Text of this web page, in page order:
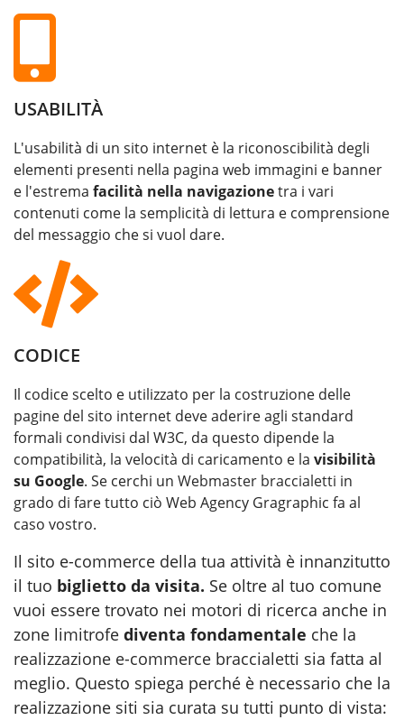
USABILITÀ
L'usabilità di un sito internet è la riconoscibilità degli
elementi presenti nella pagina web immagini e banner
e l'estrema facilità nella navigazionetra i vari
contenuti come la semplicità di lettura e comprensione
del messaggio che si vuol dare.
CODICE
Il codice scelto e utilizzato per la costruzione delle
pagine del sito internet deve aderire agli standard
formali condivisi dal W3C, da questo dipende la
compatibilità, la velocità di caricamento e la visibilità
su Google. Se cerchi un Webmaster braccialetti in
grado di fare tutto ciò Web Agency Gragraphic fa al
caso vostro.
Il sito e-commerce della tua attività è innanzitutto
il tuo biglietto da visita. Se oltre al tuo comune
vuoi essere trovato nei motori di ricerca anche in
zone limitrofe diventa fondamentale che la
realizzazione e-commerce braccialetti sia fatta al
meglio. Questo spiega perché è necessario che la
realizzazione siti sia curata su tutti punto di vista: